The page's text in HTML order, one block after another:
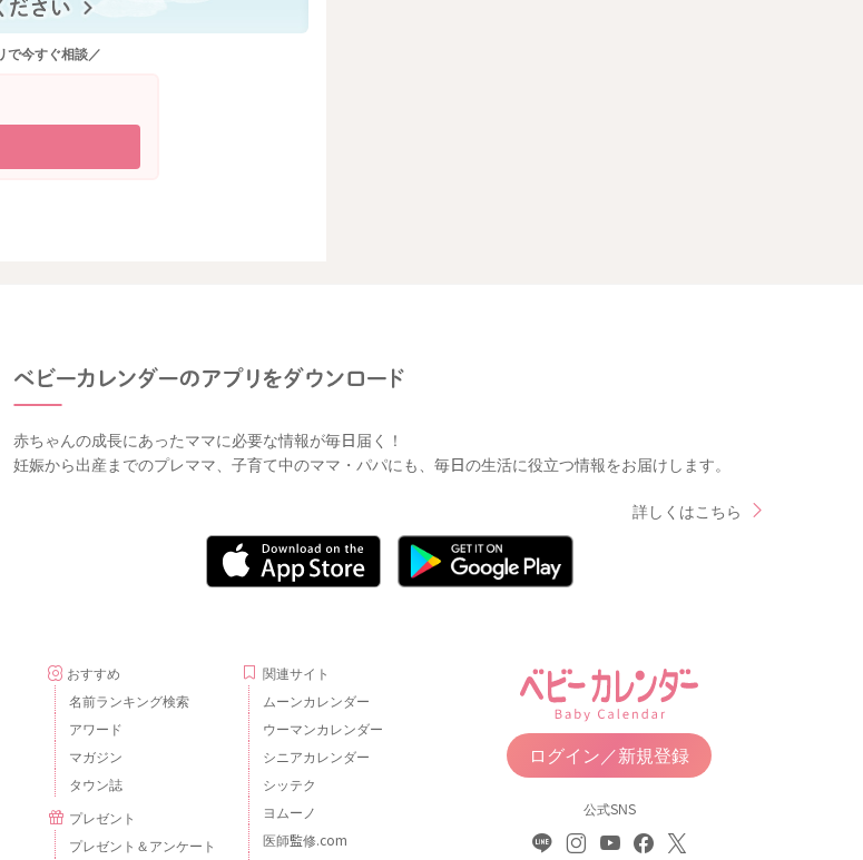
で今すぐ相談／
赤ちゃんの成長にあったママに必要な情報が毎日届く！
妊娠から出産までのプレママ、子育て中のママ・パパにも、毎日の生活に役立つ情報をお届けします。
詳しくはこちら
おすすめ
名前ランキング検索
アワード
マガジン
タウン誌
プレゼント
プレゼント＆アンケート
関連サイト
ムーンカレンダー
ウーマンカレンダー
シニアカレンダー
シッテク
ヨムーノ
医師監修.com
ログイン／新規登録
公式SNS